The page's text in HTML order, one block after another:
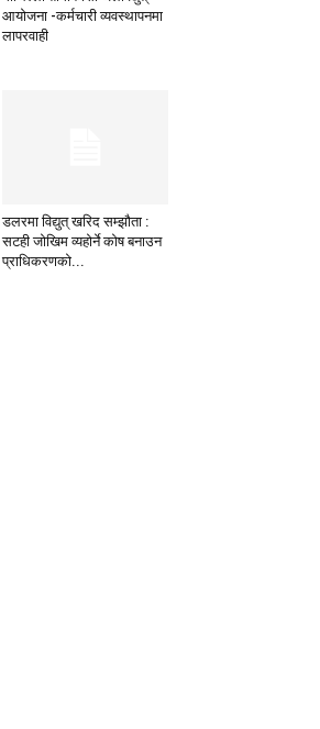
आयोजना -कर्मचारी व्यवस्थापनमा
लापरवाही
डलरमा विद्युत् खरिद सम्झौता :
सटही जोखिम व्यहोर्ने कोष बनाउन
प्राधिकरणको...